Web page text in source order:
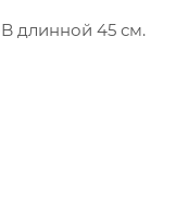
длинной 45 см.